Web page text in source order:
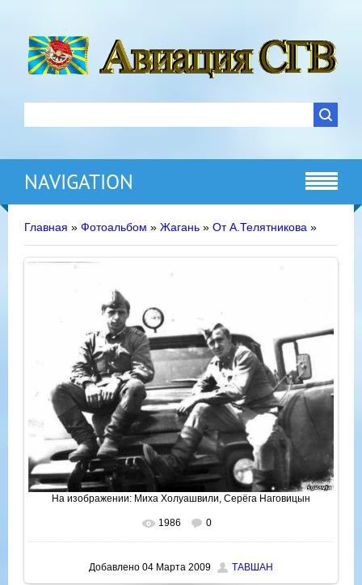
NAVIGATION
Главная » Фотоальбом » Жагань » От А.Телятникова »
На изображении: Миха Холуашвили, Серёга Наговицын
В реальном размере 640x483
1986 0
Добавлено 04 Марта 2009 ТАВШАН